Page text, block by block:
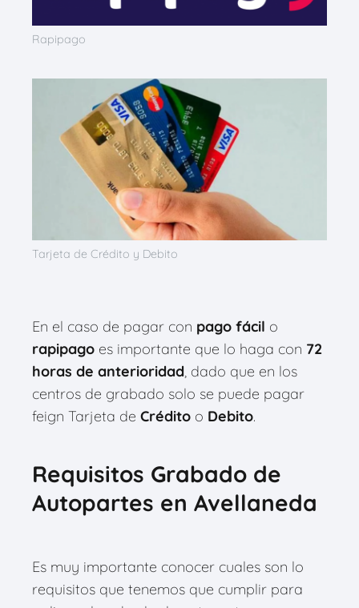
Rapipago
Tarjeta de Crédito y Debito
En el caso de pagar con pago fácil o
rapipago es importante que lo haga con 72
horas de anterioridad, dado que en los
centros de grabado solo se puede pagar
feign Tarjeta de Crédito o Debito.
Requisitos Grabado de
Autopartes en Avellaneda
Es muy importante conocer cuales son lo
requisitos que tenemos que cumplir para